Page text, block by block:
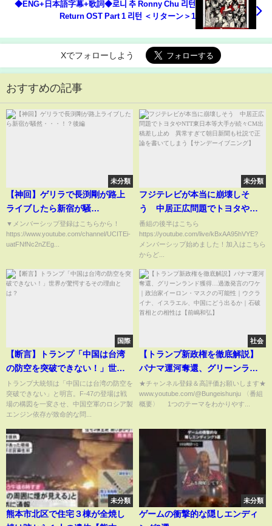
◆ENG+日本語字幕+歌詞◆로니 추 Ronny Chu 리턴
Return OST Part 1 리턴 ＜リターン＞1
Xでフォローしよう
おすすめの記事
未分類
【神回】ゲリラで長渕剛が路上
ライブしたら新宿が騒
然・・・！？後編
▼メンバーシップ登録はこちらから！
https://www.youtube.com/channel/UCITEi-
uatFNfNc2nZEg...
未分類
フジテレビが本当に崩壊しそ
う 中居正広問題でトヨタや
NTT東日本等大手が続々CM出稿
差し止め 異常すぎて朝日新聞
も社説で正論を書いてしまう
番組の後半はこちら
https://youtube.com/live/kBxAA95hVYE?
メンバーシップ始めました！加入はこちら
からど...
国際
【断言】トランプ「中国は台湾
の防空を突破できない！」世界
が驚愕するその理由とは？
トランプ大統領は「中国には台湾の防空を
突破できない」と明言。F-47の登場は戦
場の構図を一変させ、中国空軍のロシア製
エンジン依存が致命的な問...
社会
【トランプ新政権を徹底解説】
パナマ運河奪還、グリーンラン
ド獲得…過激発言のワケ｜政治
家イーロン・マスクの可能性｜
ウクライナ、イスラエル、中国
性は【前嶋和弘】
★チャンネル登録＆高評価お願いします★
www.youtube.com/@Bungeishunju 〈番組
概要〉 1つのテーマをわかりやす...
未分類
熊本市北区で住宅３棟が全焼し
未分類
ゲームの衝撃的な隠しエンディ